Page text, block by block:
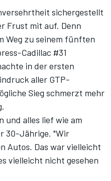
sichergestellt
Frust mit auf. Denn
Weg zu seinem fünften
Cadillac #31
in der ersten
aller GTP-
Sieg schmerzt mehr
und alles lief wie am
30-Jährige. "Wir
Autos. Das war vielleicht
vielleicht nicht gesehen